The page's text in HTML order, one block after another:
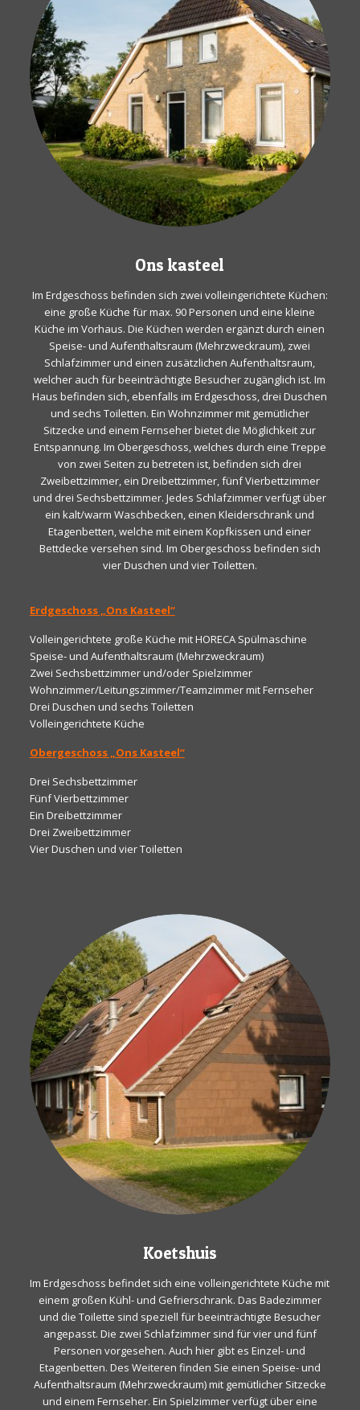
Ons kasteel
Im Erdgeschoss befinden sich zwei volleingerichtete Küchen:
eine große Küche für max. 90 Personen und eine kleine
Küche im Vorhaus. Die Küchen werden ergänzt durch einen
Speise- und Aufenthaltsraum (Mehrzweckraum), zwei
Schlafzimmer und einen zusätzlichen Aufenthaltsraum,
welcher auch für beeinträchtigte Besucher zugänglich ist. Im
Haus befinden sich, ebenfalls im Erdgeschoss, drei Duschen
und sechs Toiletten. Ein Wohnzimmer mit gemütlicher
Sitzecke und einem Fernseher bietet die Möglichkeit zur
Entspannung. Im Obergeschoss, welches durch eine Treppe
von zwei Seiten zu betreten ist, befinden sich drei
Zweibettzimmer, ein Dreibettzimmer, fünf Vierbettzimmer
und drei Sechsbettzimmer. Jedes Schlafzimmer verfügt über
ein kalt/warm Waschbecken, einen Kleiderschrank und
Etagenbetten, welche mit einem Kopfkissen und einer
Bettdecke versehen sind. Im Obergeschoss befinden sich
vier Duschen und vier Toiletten.
Erdgeschoss „Ons Kasteel“
Volleingerichtete große Küche mit HORECA Spülmaschine
Speise- und Aufenthaltsraum (Mehrzweckraum)
Zwei Sechsbettzimmer und/oder Spielzimmer
Wohnzimmer/Leitungszimmer/Teamzimmer mit Fernseher
Drei Duschen und sechs Toiletten
Volleingerichtete Küche
Obergeschoss „Ons Kasteel“
Drei Sechsbettzimmer
Fünf Vierbettzimmer
Ein Dreibettzimmer
Drei Zweibettzimmer
Vier Duschen und vier Toiletten
Koetshuis
Im Erdgeschoss befindet sich eine volleingerichtete Küche mit
einem großen Kühl- und Gefrierschrank. Das Badezimmer
und die Toilette sind speziell für beeinträchtigte Besucher
angepasst. Die zwei Schlafzimmer sind für vier und fünf
Personen vorgesehen. Auch hier gibt es Einzel- und
Etagenbetten. Des Weiteren finden Sie einen Speise- und
Aufenthaltsraum (Mehrzweckraum) mit gemütlicher Sitzecke
und einem Fernseher. Ein Spielzimmer verfügt über eine